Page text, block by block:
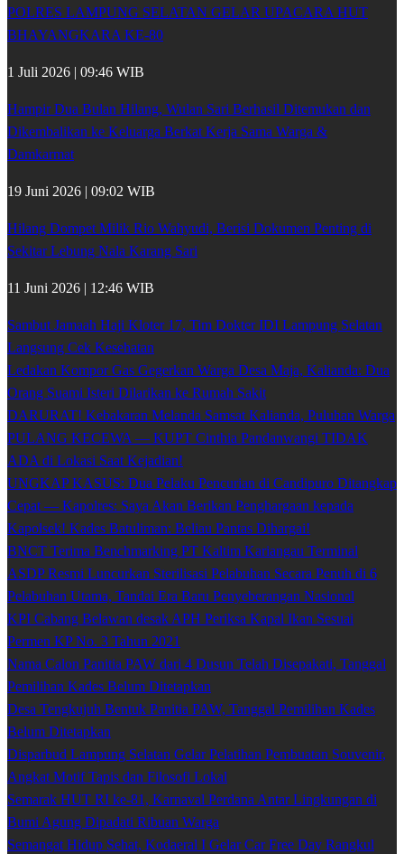
POLRES LAMPUNG SELATAN GELAR UPACARA HUT
BHAYANGKARA KE-80
1 Juli 2026 | 09:46 WIB
Hampir Dua Bulan Hilang, Wulan Sari Berhasil Ditemukan dan
Dikembalikan ke Keluarga Berkat Kerja Sama Warga &
Damkarmat
19 Juni 2026 | 09:02 WIB
Hilang Dompet Milik Rio Wahyudi, Berisi Dokumen Penting di
Sekitar Lebung Nala Karang Sari
11 Juni 2026 | 12:46 WIB
Sambut Jamaah Haji Kloter 17, Tim Dokter IDI Lampung Selatan
Langsung Cek Kesehatan
Ledakan Kompor Gas Gegerkan Warga Desa Maja, Kalianda: Dua
Orang Suami Isteri Dilarikan ke Rumah Sakit
DARURAT! Kebakaran Melanda Samsat Kalianda, Puluhan Warga
PULANG KECEWA — KUPT Cinthia Pandanwangi TIDAK
ADA di Lokasi Saat Kejadian!
UNGKAP KASUS: Dua Pelaku Pencurian di Candipuro Ditangkap
Cepat — Kapolres: Saya Akan Berikan Penghargaan kepada
Kapolsek! Kades Batuliman: Beliau Pantas Dihargai!
BNCT Terima Benchmarking PT Kaltim Kariangau Terminal
ASDP Resmi Luncurkan Sterilisasi Pelabuhan Secara Penuh di 6
Pelabuhan Utama, Tandai Era Baru Penyeberangan Nasional
KPI Cabang Belawan desak APH Periksa Kapal Ikan Sesuai
Permen KP No. 3 Tahun 2021
Nama Calon Panitia PAW dari 4 Dusun Telah Disepakati, Tanggal
Pemilihan Kades Belum Ditetapkan
Desa Tengkujuh Bentuk Panitia PAW, Tanggal Pemilihan Kades
Belum Ditetapkan
Disparbud Lampung Selatan Gelar Pelatihan Pembuatan Souvenir,
Angkat Motif Tapis dan Filosofi Lokal
Semarak HUT RI ke-81, Karnaval Perdana Antar Lingkungan di
Bumi Agung Dipadati Ribuan Warga
Semangat Hidup Sehat, Kodaeral I Gelar Car Free Day Rangkul